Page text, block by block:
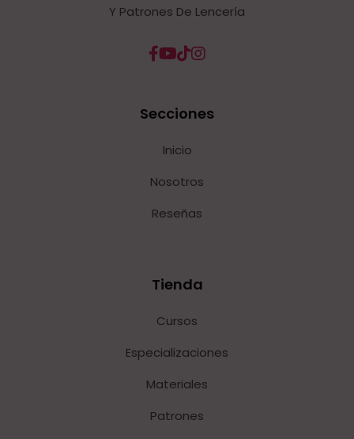
Y Patrones De Lencería
Secciones
Inicio
Nosotros
Reseñas
Tienda
Cursos
Especializaciones
Materiales
Patrones